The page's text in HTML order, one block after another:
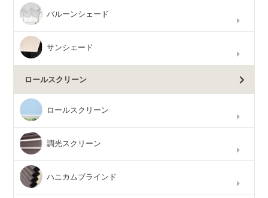
バルーンシェード
サンシェード
ロールスクリーン
ロールスクリーン
調光スクリーン
ハニカムブラインド